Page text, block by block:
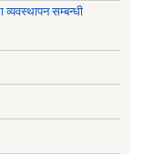
सम्बन्धी